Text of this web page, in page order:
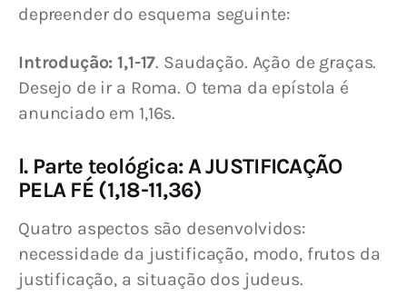
depreender do esquema seguinte:
Introdução: 1,1-17. Saudação. Ação de graças.
Desejo de ir a Roma. O tema da epístola é
anunciado em 1,16s.
l. Parte teológica: A JUSTIFICAÇÃO
PELA FÉ (1,18-11,36)
Quatro aspectos são desenvolvidos:
necessidade da justificação, modo, frutos da
justificação, a situação dos judeus.